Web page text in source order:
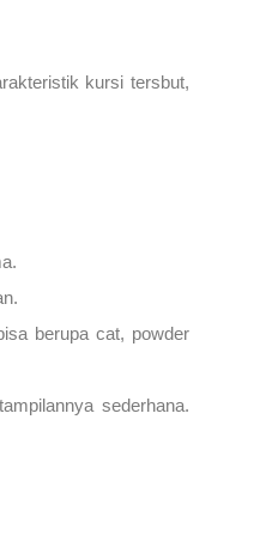
kursi tersbut,
berupa cat, powder
sederhana.